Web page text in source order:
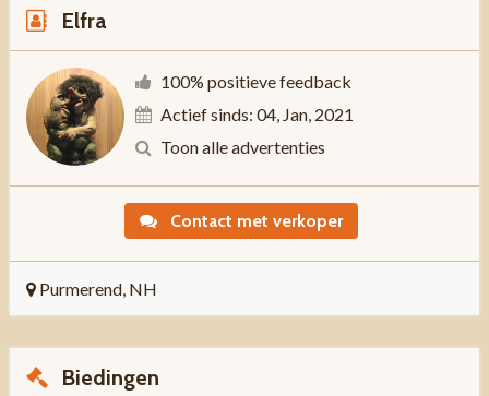
Elfra
100% positieve feedback
Actief sinds: 04, Jan, 2021
Toon alle advertenties
Contact met verkoper
Purmerend, NH
Biedingen